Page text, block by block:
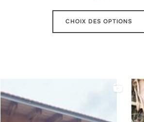
CHOIX DES OPTIONS